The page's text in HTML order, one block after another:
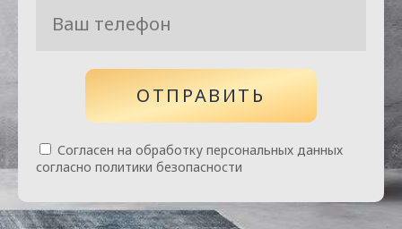
ОТПРАВИТЬ
Согласен на обработку персональных данных
согласно политики безопасности